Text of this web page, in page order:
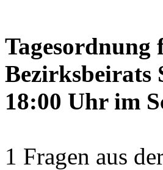
Tagesordnung
Bezirksbeirats
18:00 Uhr im
1 Fragen aus